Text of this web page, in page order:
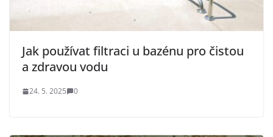
Jak používat filtraci u bazénu pro čistou
a zdravou vodu
24. 5. 2025 0